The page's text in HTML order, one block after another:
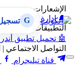
الإشعارات
🔔 إدارة الإشعارات
التطبيقات
تحميل تطبيق
التواصل الاجتماعي
قناة تيليجرام
G تسجيل